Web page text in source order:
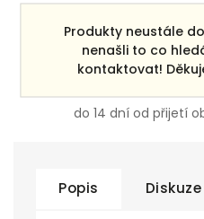
Produkty neustále
nenašli to co
kontaktovat!
pro všechny
do 14 dní od přijetí
Popis Diskuze